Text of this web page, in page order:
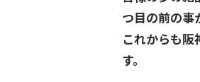
つ目の前の事
これからも阪
す。